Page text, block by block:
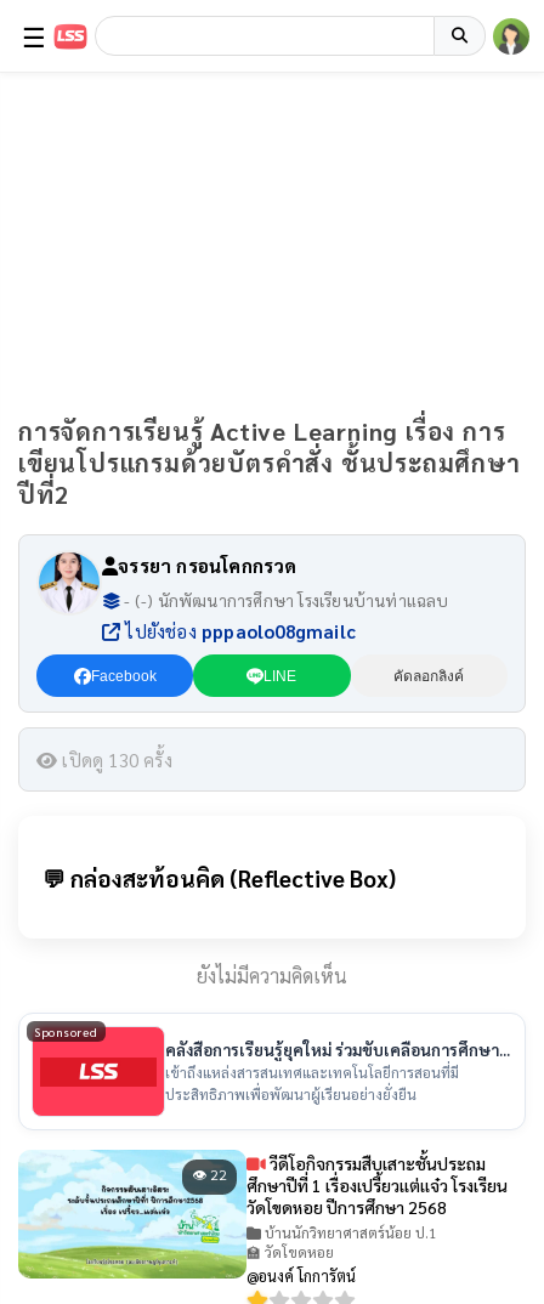
☰
การจัดการเรียนรู้ Active Learning เรื่อง การ
เขียนโปรแกรมด้วยบัตรคำสั่ง ชั้นประถมศึกษา
ปีที่2
จรรยา กรอนโคกกรวด
- (-) นักพัฒนาการศึกษา โรงเรียนบ้านท่าแฉลบ
ไปยังช่อง pppaolo08gmailc
Facebook LINE คัดลอกลิงค์
เปิดดู 130 ครั้ง
💬 กล่องสะท้อนคิด (Reflective Box)
ยังไม่มีความคิดเห็น
Sponsored
คลังสื่อการเรียนรู้ยุคใหม่ ร่วมขับเคลื่อนการศึกษา
ไทย
เข้าถึงแหล่งสารสนเทศและเทคโนโลยีการสอนที่มี
ประสิทธิภาพเพื่อพัฒนาผู้เรียนอย่างยั่งยืน
👁 22
วีดีโอกิจกรรมสืบเสาะชั้นประถม
ศึกษาปีที่ 1 เรื่องเปรี้ยวเเต่เเจ๋ว โรงเรียน
วัดโขดหอย ปีการศึกษา 2568
บ้านนักวิทยาศาสตร์น้อย ป.1
🏫 วัดโขดหอย
@อนงค์ โกการัตน์